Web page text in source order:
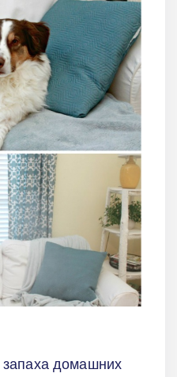
запаха домашних